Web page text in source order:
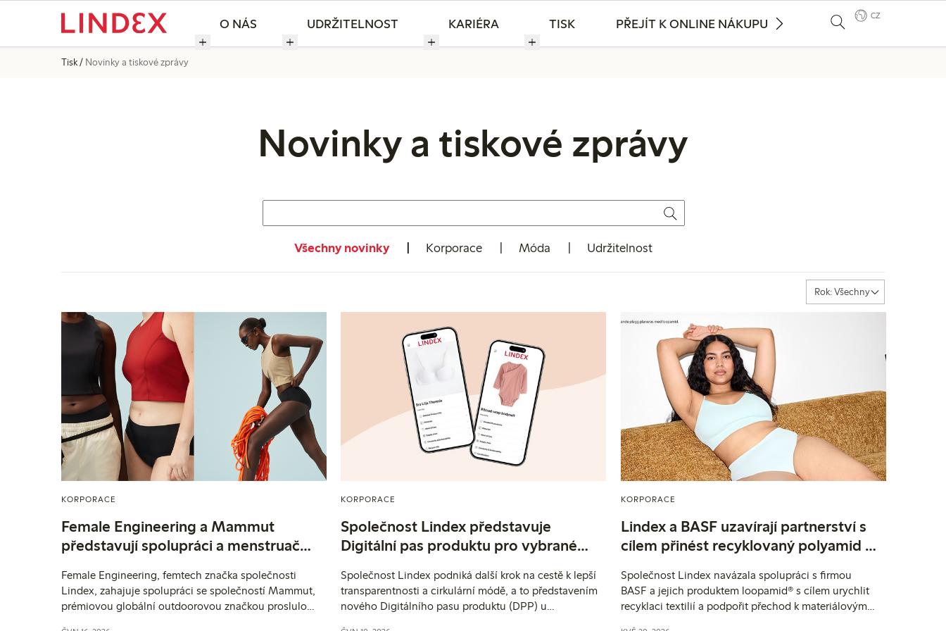
O NÁS UDRŽITELNOST KARIÉRA TISK PŘEJÍT K ONLINE NÁKUPU
CZ
Tisk Novinky a tiskové zprávy
Novinky a tiskové zprávy
Všechny novinky Korporace Móda Udržitelnost
KORPORACE
Female Engineering a Mammut
představují spolupráci a menstruační
Female Engineering, femtech značka společnosti
Lindex, zahajuje spolupráci se společností Mammut,
prémiovou globální outdoorovou značkou proslulou
KORPORACE
Společnost Lindex představuje
Digitální pas produktu pro vybrané
Společnost Lindex podniká další krok na cestě k lepší
transparentnosti a cirkulární módě, a to představením
nového Digitálního pasu produktu (DPP) u
KORPORACE
Lindex a BASF uzavírají partnerství s
cílem přinést recyklovaný polyamid z
segmentu spodního prádla.
Společnost Lindex navázala spolupráci s firmou
BASF a jejich produktem loopamid® s cílem urychlit
recyklaci textilií a podpořit přechod k materiálovým